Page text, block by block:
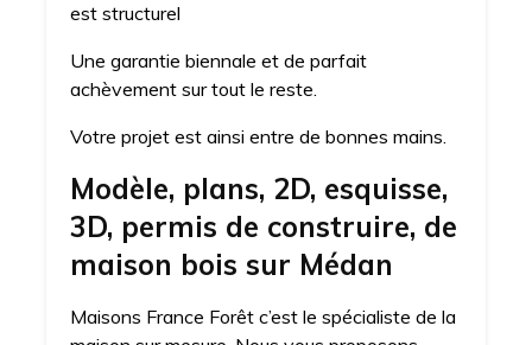
est structurel
Une garantie biennale et de parfait
achèvement sur tout le reste.
Votre projet est ainsi entre de bonnes mains.
Modèle, plans, 2D, esquisse,
3D, permis de construire, de
maison bois sur Médan
Maisons France Forêt c’est le spécialiste de la